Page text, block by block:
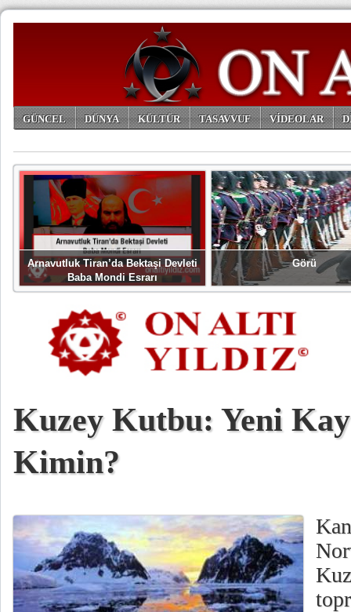
GÜNCEL DÜNYA KÜLTÜR TASAVVUF VİDEOLAR
Arnavutluk Tiran’da Bektaşi Devleti
Baba Mondi Esrarı
Görü
Kuzey Kutbu: Yeni
Kimin?